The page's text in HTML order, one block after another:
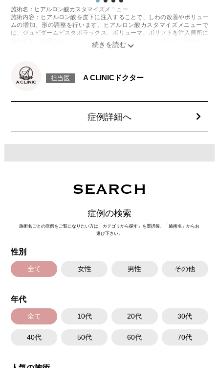
施術名：ヒアルロン酸カスタマイズメニュー
施術内容：ヒアルロン酸を皮下に注入することで、しわの改善やボリュー
ムの増加、形の調整を行います。ヒアルロン酸カスタマイズメニューで
は、ジュビダームビスタボラックス、ボリューマ、ボリフトを注入箇所に
合わせて、最適なヒアルロン酸を医師が患者様お一人おひとりに合わせて
とがございます。また、稀にアレルギー、細菌感染症、血管閉塞などが生
じることがございます。注入箇所を強く刺激するようなマッサージは1〜2
オプション：表面麻酔 3,300円(税込)、笑気麻酔 3,300円(税込)
担当医 A CLINICドクター
症例詳細へ
SEARCH
症例の検索
施術名ごとの症例をご覧になりたい方は「カテゴリから探す」を選択後、「施術名」からお
選び下さい。
性別
全て 女性 男性 その他
年代
全て 10代 20代 30代
40代 50代 60代 70代